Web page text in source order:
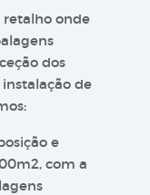
retalho onde
dos
de
e
com a